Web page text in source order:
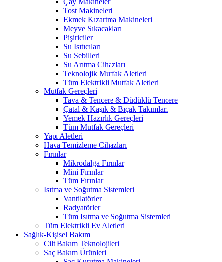
Çay Makineleri
Tost Makineleri
Ekmek Kızartma Makineleri
Meyve Sıkacakları
Pişiriciler
Su Isıtıcıları
Su Sebilleri
Su Arıtma Cihazları
Teknolojik Mutfak Aletleri
Tüm Elektrikli Mutfak Aletleri
Mutfak Gereçleri
Tava & Tencere & Düdüklü Tencere
Çatal & Kaşık & Bıçak Takımları
Yemek Hazırlık Gereçleri
Tüm Mutfak Gereçleri
Yapı Aletleri
Hava Temizleme Cihazları
Fırınlar
Mikrodalga Fırınlar
Mini Fırınlar
Tüm Fırınlar
Isıtma ve Soğutma Sistemleri
Vantilatörler
Radyatörler
Tüm Isıtma ve Soğutma Sistemleri
Tüm Elektrikli Ev Aletleri
Sağlık-Kişisel Bakım
Cilt Bakım Teknolojileri
Saç Bakım Ürünleri